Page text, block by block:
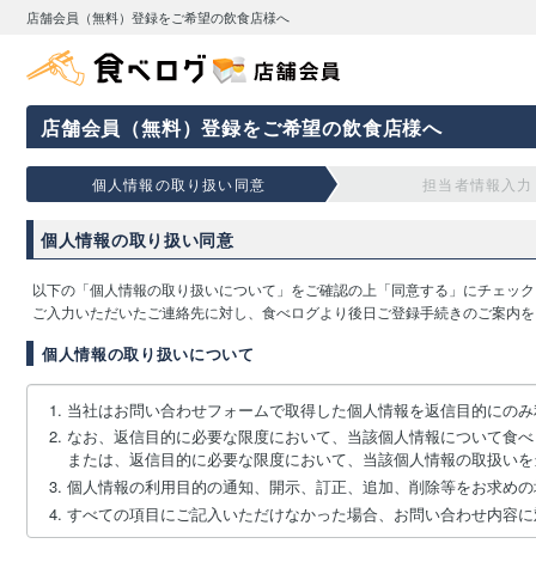
店舗会員（無料）登録をご希望の飲食店様へ
店舗会員（無料）登録をご希望の飲食店様へ
個人情報の取り扱い同意 担当者情報入力
個人情報の取り扱い同意
以下の「個人情報の取り扱いについて」をご確認の上「同意する」にチェッ
ご入力いただいたご連絡先に対し、食べログより後日ご登録手続きのご案内
個人情報の取り扱いについて
当社はお問い合わせフォームで取得した個人情報を返信目的にの
なお、返信目的に必要な限度において、当該個人情報について食
または、返信目的に必要な限度において、当該個人情報の取扱い
個人情報の利用目的の通知、開示、訂正、追加、削除等をお求め
すべての項目にご記入いただけなかった場合、お問い合わせ内容